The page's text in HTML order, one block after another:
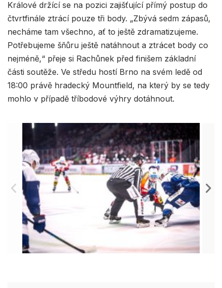
Králové držící se na pozici zajišťující přímý postup do
čtvrtfinále ztrácí pouze tři body. „Zbývá sedm zápasů,
necháme tam všechno, ať to ještě zdramatizujeme.
Potřebujeme šňůru ještě natáhnout a ztrácet body co
nejméně,“ přeje si Rachůnek před finišem základní
části soutěže. Ve středu hostí Brno na svém ledě od
18:00 právě hradecký Mountfield, na který by se tedy
mohlo v případě tříbodové výhry dotáhnout.